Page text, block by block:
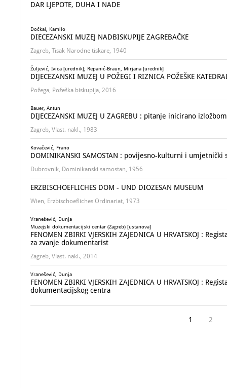
DAR LJEPOTE, DUHA I NADE
Dočkal, Kamilo
DIECEZANSKI MUZEJ NADBISKUPIJE ZAGREBAČKE
Zagreb, Tisak Narodne tiskare, 1940
Žuljević, Ivica [urednik]; Repanić-Braun, Mirjana [urednik]
DIJECEZANSKI MUZEJ U POŽEGI I RIZNICA POŽEŠKE
Požega, Požeška biskupija, 2016
Bauer, Antun
DIJECEZANSKI MUZEJ U ZAGREBU : pitanje inicirano
Zagreb, Vlast. nakl., 1983
Kovačević, Frano
DOMINIKANSKI SAMOSTAN : povijesno-kulturni i
Dubrovnik, Dominikanski samostan, 1956
ERZBISCHOEFLICHES DOM - UND DIOZESAN MUSEUM
Wien, Erzbischoefliches Ordinariat, 1973
Vranešević, Dunja
Muzejski dokumentacijski centar (Zagreb) [ustanova]
FENOMEN ZBIRKI VJERSKIH ZAJEDNICA U HRVATSKOJ :
za zvanje dokumentarist
Zagreb, Vlast. nakl., 2014
Vranešević, Dunja
FENOMEN ZBIRKI VJERSKIH ZAJEDNICA U HRVATSKOJ :
dokumentacijskog centra
1 2